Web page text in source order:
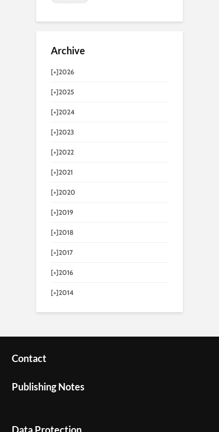
Archive
[+]2026
[+]2025
[+]2024
[+]2023
[+]2022
[+]2021
[+]2020
[+]2019
[+]2018
[+]2017
[+]2016
[+]2014
Contact
Publishing Notes
Data Protection